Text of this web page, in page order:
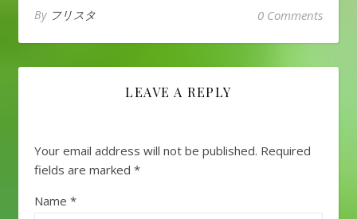
By フリスタ 0 Comments
LEAVE A REPLY
Your email address will not be published. Required
fields are marked *
Name *